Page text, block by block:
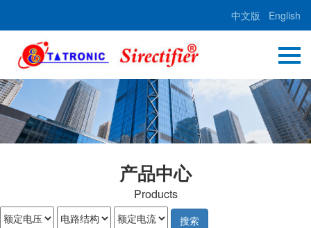
中文版 English
产品中心
Products
搜索